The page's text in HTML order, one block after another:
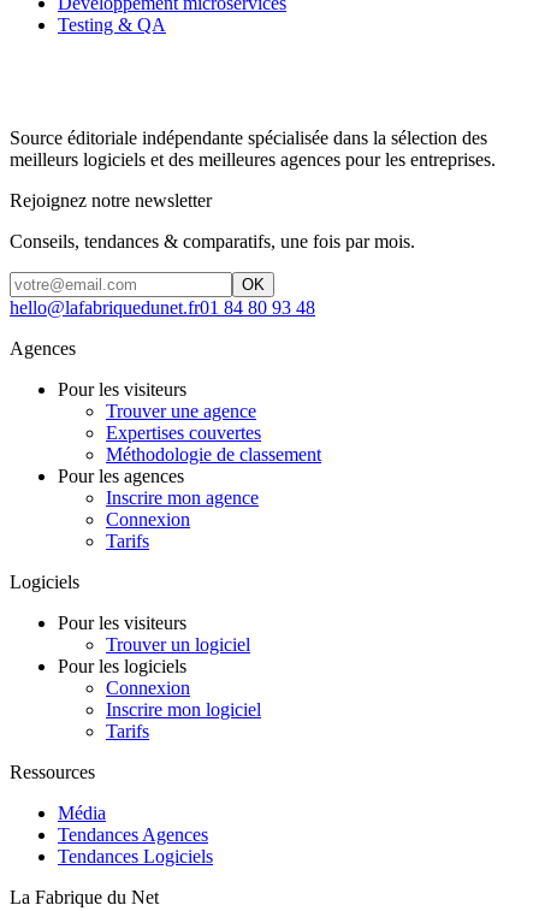
Testing & QA
Source éditoriale indépendante spécialisée dans la sélection des
meilleurs logiciels et des meilleures agences pour les entreprises.
Rejoignez notre newsletter
Conseils, tendances & comparatifs, une fois par mois.
OK
hello@lafabriquedunet.fr01 84 80 93 48
Agences
Pour les visiteurs
Trouver une agence
Expertises couvertes
Méthodologie de classement
Pour les agences
Inscrire mon agence
Connexion
Tarifs
Logiciels
Pour les visiteurs
Trouver un logiciel
Pour les logiciels
Connexion
Inscrire mon logiciel
Tarifs
Ressources
Média
Tendances Agences
Tendances Logiciels
La Fabrique du Net